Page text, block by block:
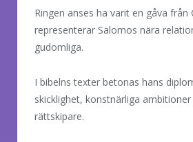
Ringen anses ha varit en gåva från
representerar Salomos nära
gudomliga.
I bibelns texter betonas hans
skicklighet, konstnärliga
rättskipare.